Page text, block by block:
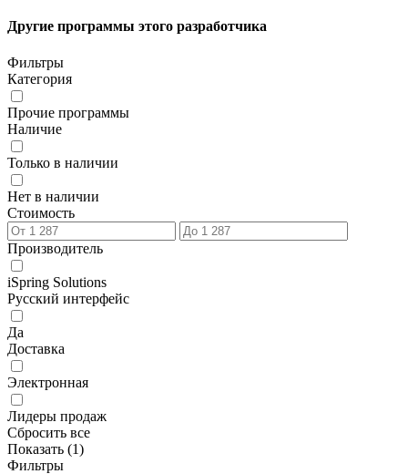
Другие программы этого разработчика
Фильтры
Категория
Прочие программы
Наличие
Только в наличии
Нет в наличии
Стоимость
Производитель
iSpring Solutions
Русский интерфейс
Да
Доставка
Электронная
Лидеры продаж
Сбросить все
Показать (1)
Фильтры